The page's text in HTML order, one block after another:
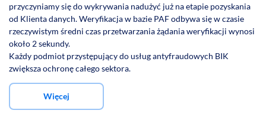
przyczyniamy się do wykrywania nadużyć już na etapie pozyskania
od Klienta danych. Weryfikacja w bazie PAF odbywa się w czasie
rzeczywistym średni czas przetwarzania żądania weryfikacji wynosi
około 2 sekundy.
Każdy podmiot przystępujący do usług antyfraudowych BIK
zwiększa ochronę całego sektora.
Więcej